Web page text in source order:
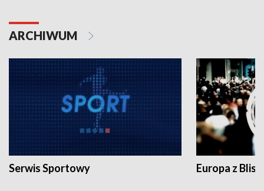
ARCHIWUM
Serwis Sportowy Europa z